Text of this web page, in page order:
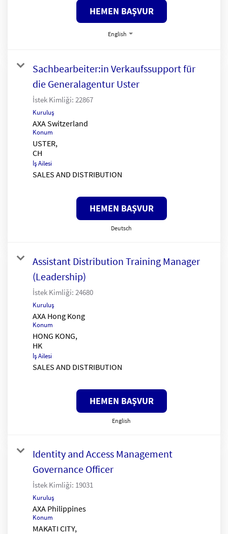
HEMEN BAŞVUR
English
Sachbearbeiter:in Verkaufssupport für
die Generalagentur Uster
İstek Kimliği: 22867
Kuruluş
AXA Switzerland
Konum
USTER,
İş Ailesi
SALES AND DISTRIBUTION
HEMEN BAŞVUR
Deutsch
Assistant Distribution Training Manager
(Leadership)
İstek Kimliği: 24680
Kuruluş
AXA Hong Kong
Konum
HONG KONG,
İş Ailesi
SALES AND DISTRIBUTION
HEMEN BAŞVUR
English
Identity and Access Management
Governance Officer
İstek Kimliği: 19031
Kuruluş
AXA Philippines
Konum
MAKATI CITY,